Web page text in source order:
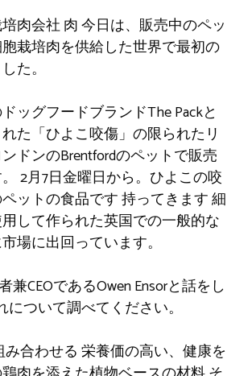
肉会社肉今日は、販売中のペッ
栽培肉を供給した世界で最初の
た。
ッグフードブランドThe Packと
た「ひよこ咬傷」の限られたリ
ドンのBrentfordのペットで販売
2月7日金曜日から。ひよこの咬
ットの食品です持ってきます細
して作られた英国での一般的な
場に出回っています。
兼CEOであるOwen Ensorと話をし
について調べてください。
み合わせる 栄養価の高い、健康を